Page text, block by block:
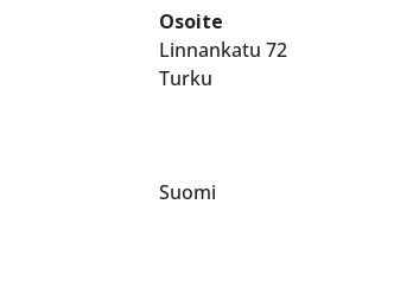
Osoite
Linnankatu 72
Turku
Suomi